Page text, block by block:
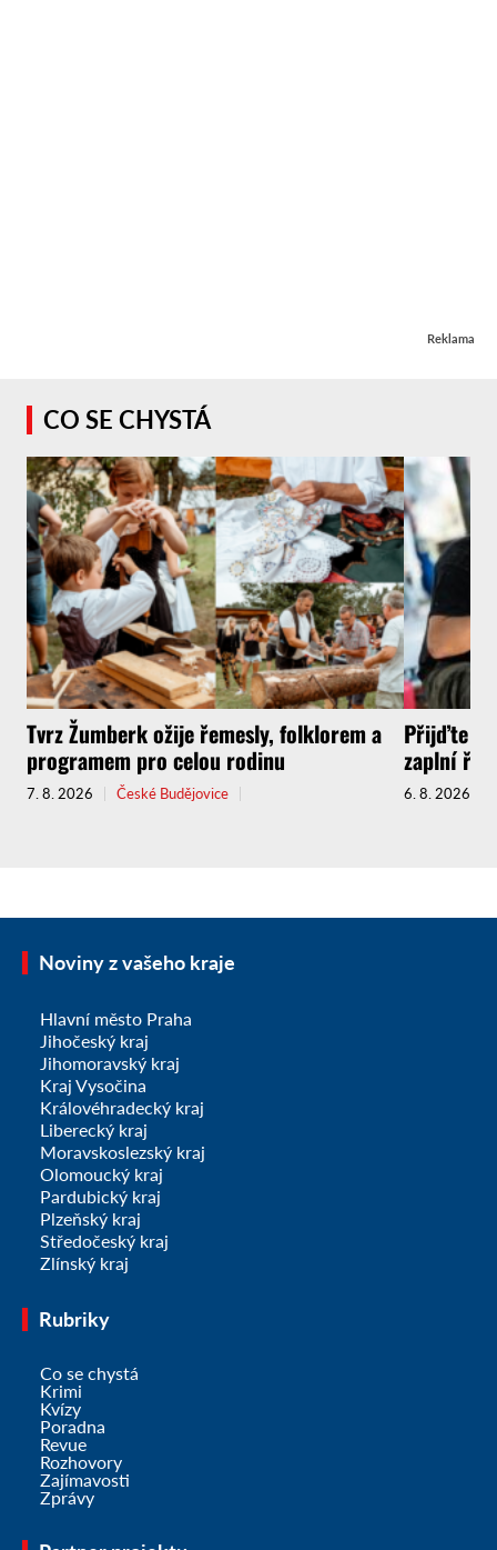
Reklama
CO SE CHYSTÁ
Tvrz Žumberk ožije řemesly, folklorem a
programem pro celou rodinu
7. 8. 2026 České Budějovice
Přijďte
zaplní
6. 8. 2026
Noviny z vašeho kraje
Hlavní město Praha
Jihočeský kraj
Jihomoravský kraj
Kraj Vysočina
Královéhradecký kraj
Liberecký kraj
Moravskoslezský kraj
Olomoucký kraj
Pardubický kraj
Plzeňský kraj
Středočeský kraj
Zlínský kraj
Rubriky
Co se chystá
Krimi
Kvízy
Poradna
Revue
Rozhovory
Zajímavosti
Zprávy